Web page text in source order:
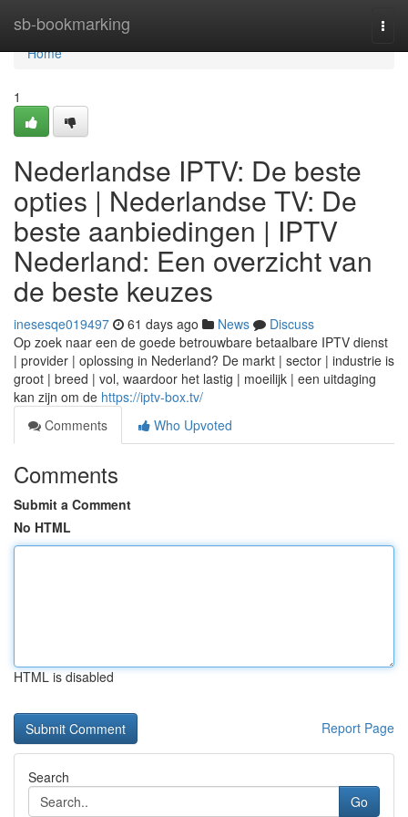
sb-bookmarking
Home
Home
1
Nederlandse IPTV: De beste
opties | Nederlandse TV: De
beste aanbiedingen | IPTV
Nederland: Een overzicht van
de beste keuzes
inesesqe019497 61 days ago News
Discuss
Op zoek naar een de goede betrouwbare betaalbare IPTV dienst
| provider | oplossing in Nederland? De markt | sector | industrie is
groot | breed | vol, waardoor het lastig | moeilijk | een uitdaging
kan zijn om de https://iptv-box.tv/
Comments
Who Upvoted
Comments
Submit a Comment
No HTML
HTML is disabled
Report Page
Search
Go